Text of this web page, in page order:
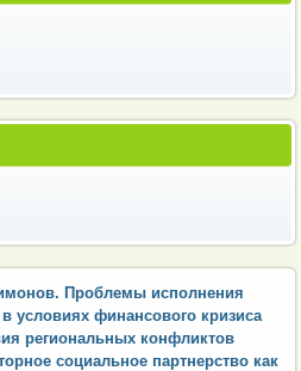
Проблемы исполнения
условиях финансового кризиса
региональных конфликтов
социальное партнерство как